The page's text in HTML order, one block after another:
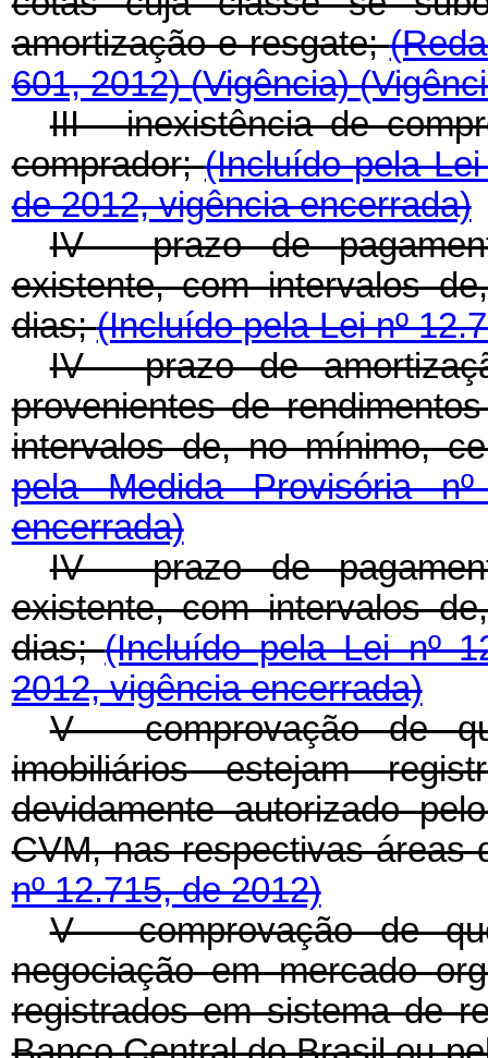
amortização e resgate;
601, 2012)(Vigência)
III - inexistência de
comprador;(Incluído pela
de 2012, vigência encerrada)
IV - prazo de
existente, com intervalos
dias;(Incluído pela Lei nº
IV - prazo de
provenientes de
intervalos de, no mínimo,
pela Medida Provisória
encerrada)
IV - prazo de
existente, com intervalos
dias;(Incluído pela Lei nº
2012, vigência encerrada)
V - comprovação de
imobiliários estejam
devidamente autorizado
CVM, nas respectivas áreas
nº 12.715, de 2012)
V - comprovação de
negociação em mercado
registrados em sistema de